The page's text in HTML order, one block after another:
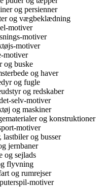
og persienner
og vægbeklædning
motiver
motiver
motiver
motiver
og buske
og haver
og fugle
og redskaber
selv-motiver
og maskiner
og konstruktioner
motiver
og busser
jernbaner
og sejlads
flyvning
og rumrejser
motiver